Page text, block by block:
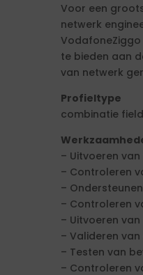
Voor een
netwerk
te bieden aan
van netwerk
Profieltype
combinatie
– Uitvoeren
– Controleren
–
– Controleren
– Uitvoeren
– Valideren
– Testen van
– Controleren